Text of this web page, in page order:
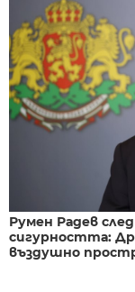
Румен Радев
сигурността:
въздушно